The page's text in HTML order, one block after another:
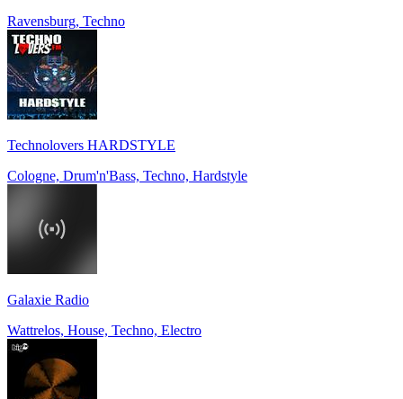
Ravensburg, Techno
Technolovers HARDSTYLE
Cologne, Drum'n'Bass, Techno, Hardstyle
Galaxie Radio
Wattrelos, House, Techno, Electro